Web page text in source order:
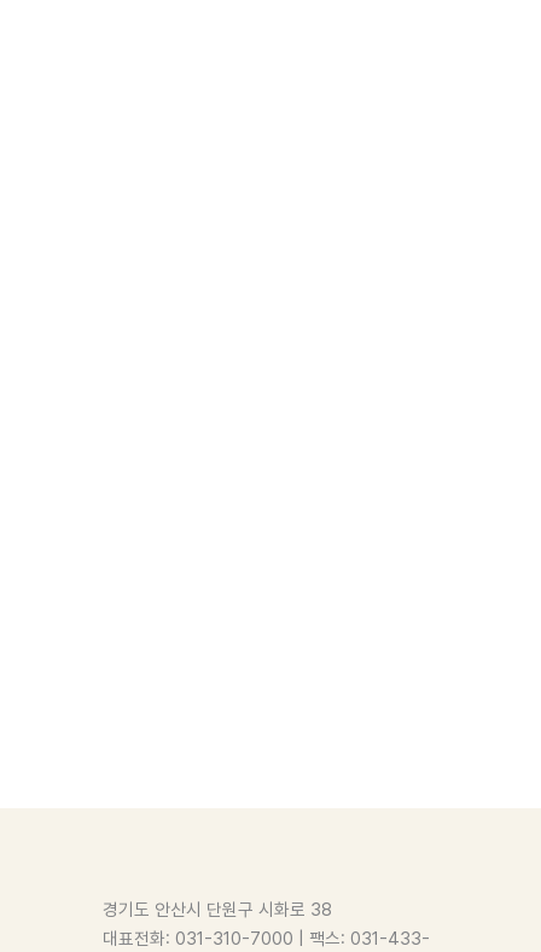
경기도 안산시 단원구 시화로 38
대표전화: 031-310-7000 | 팩스: 031-433-